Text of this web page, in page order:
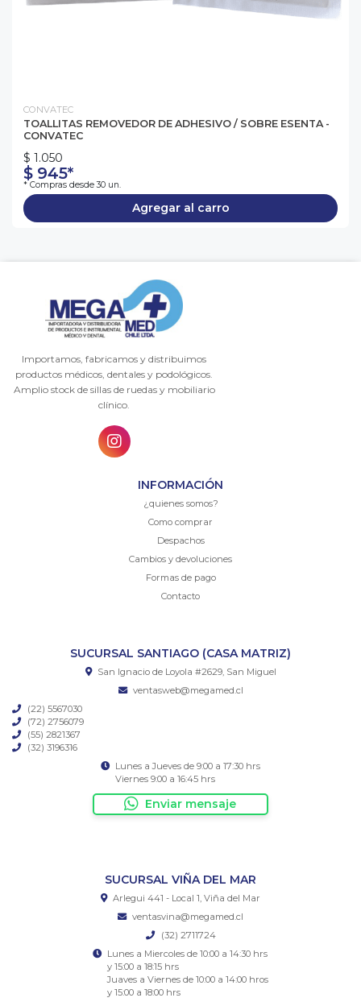
CONVATEC
TOALLITAS REMOVEDOR DE ADHESIVO / SOBRE ESENTA -
CONVATEC
$ 1.050
$ 945*
* Compras desde 30 un.
Agregar al carro
Importamos, fabricamos y distribuimos
productos médicos, dentales y podológicos.
Amplio stock de sillas de ruedas y mobiliario
clínico.
INFORMACIÓN
¿quienes somos?
Como comprar
Despachos
Cambios y devoluciones
Formas de pago
Contacto
SUCURSAL SANTIAGO (CASA MATRIZ)
San Ignacio de Loyola #2629, San Miguel
ventasweb@megamed.cl
(22) 5567030
(72) 2756079
(55) 2821367
(32) 3196316
Lunes a Jueves de 9:00 a 17:30 hrs
Viernes 9:00 a 16:45 hrs
Enviar mensaje
SUCURSAL VIÑA DEL MAR
Arlegui 441 - Local 1, Viña del Mar
ventasvina@megamed.cl
(32) 2711724
Lunes a Miercoles de 10:00 a 14:30 hrs
y 15:00 a 18:15 hrs
Juaves a Viernes de 10:00 a 14:00 hros
y 15:00 a 18:00 hrs